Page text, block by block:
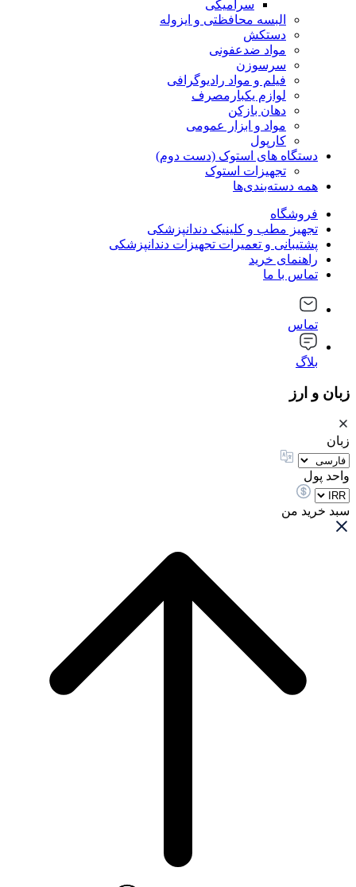
سرامیکی
البسه محافظتی و ایزوله
دستکش
مواد ضدعفونی
سرسوزن
فیلم و مواد رادیوگرافی
لوازم یکبارمصرف
دهان بازکن
مواد و ابزار عمومی
کارپول
دستگاه های استوک (دست دوم)
تجهیزات استوک
همه دسته‌بندی‌ها
فروشگاه
تجهیز مطب و کلینیک دندانپزشکی
پشتیبانی و تعمیرات تجهیزات دندانپزشکی
راهنمای خرید
تماس با ما
تماس
بلاگ
زبان و ارز
زبان
واحد پول
سبد خرید من